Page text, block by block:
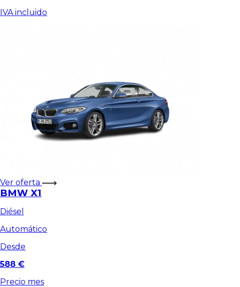
IVA incluido
Ver oferta
BMW X1
Diésel
Automático
Desde
588 €
Precio mes